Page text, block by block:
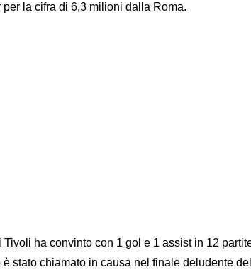
per la cifra di 6,3 milioni dalla Roma.
Tivoli ha convinto con 1 gol e 1 assist in 12
è stato chiamato in causa nel finale deludente